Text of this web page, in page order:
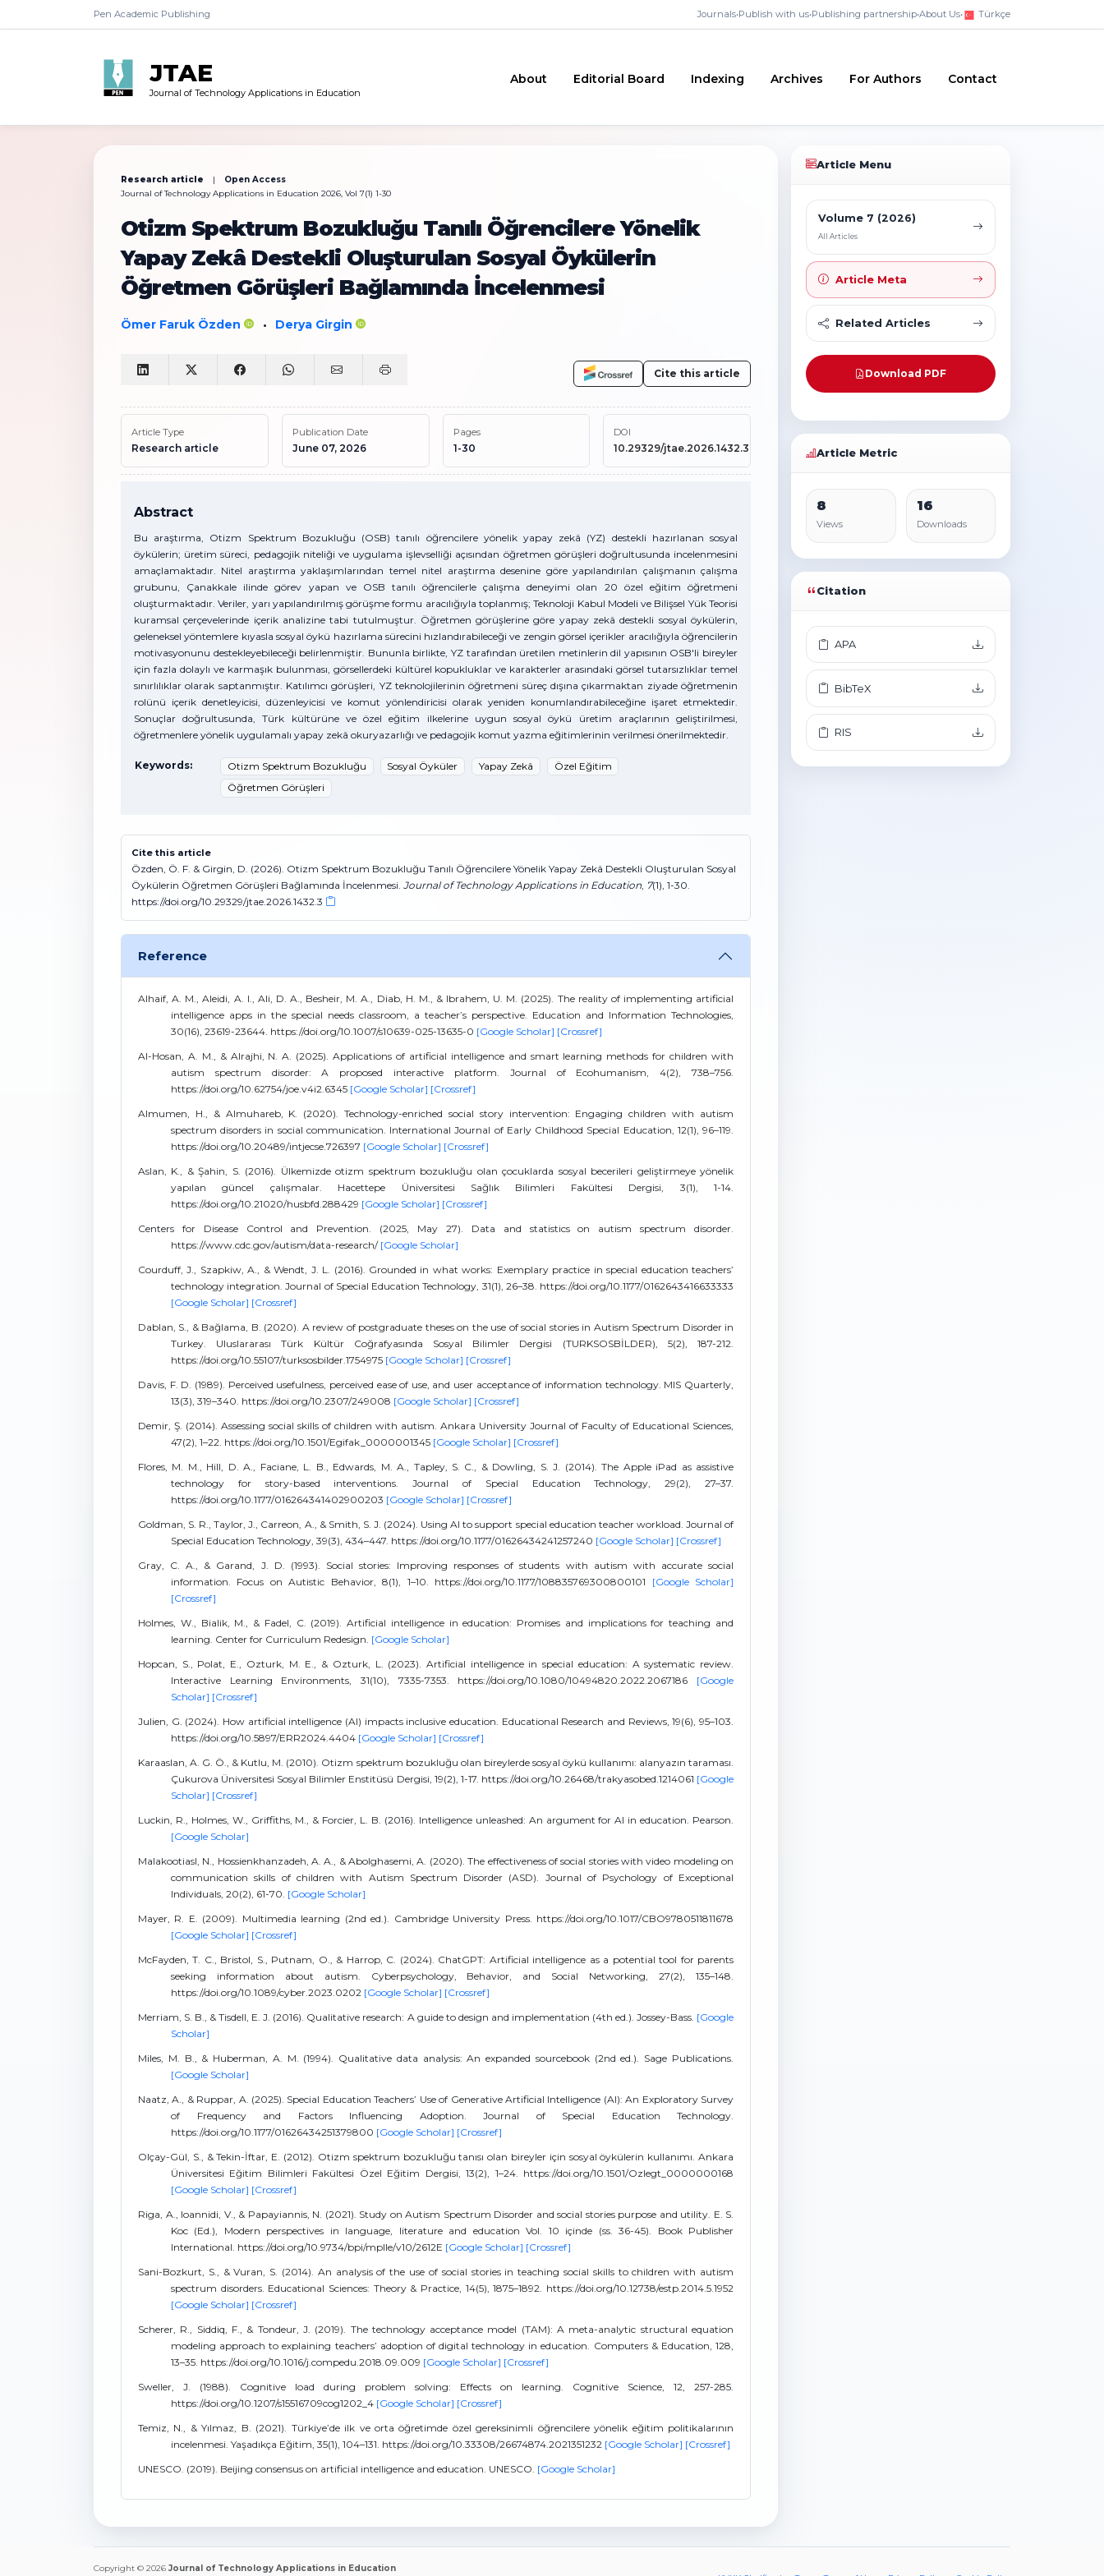
Pen Academic Publishing Journals•Publish with us•Publishing partnership•About Us• Türkçe
JTAE
Journal of Technology Applications in Education
About Editorial Board Indexing Archives For Authors Contact
Research article |
Open Access
Journal of Technology Applications in Education 2026, Vol 7(1) 1-30
Otizm Spektrum Bozukluğu Tanılı Öğrencilere Yönelik
Yapay Zekâ Destekli Oluşturulan Sosyal Öykülerin
Öğretmen Görüşleri Bağlamında İncelenmesi
Ömer Faruk Özden • Derya Girgin
Cite this article
Article Type
Research article
Publication Date
June 07, 2026
Pages
1-30
DOI
10.29329/jtae.2026.1432.3
Abstract
Bu araştırma, Otizm Spektrum Bozukluğu (OSB) tanılı öğrencilere yönelik yapay zekâ (YZ) destekli hazırlanan sosyal
öykülerin; üretim süreci, pedagojik niteliği ve uygulama işlevselliği açısından öğretmen görüşleri doğrultusunda incelenmesini
amaçlamaktadır. Nitel araştırma yaklaşımlarından temel nitel araştırma desenine göre yapılandırılan çalışmanın çalışma
grubunu, Çanakkale ilinde görev yapan ve OSB tanılı öğrencilerle çalışma deneyimi olan 20 özel eğitim öğretmeni
oluşturmaktadır. Veriler, yarı yapılandırılmış görüşme formu aracılığıyla toplanmış; Teknoloji Kabul Modeli ve Bilişsel Yük Teorisi
kuramsal çerçevelerinde içerik analizine tabi tutulmuştur. Öğretmen görüşlerine göre yapay zekâ destekli sosyal öykülerin,
geleneksel yöntemlere kıyasla sosyal öykü hazırlama sürecini hızlandırabileceği ve zengin görsel içerikler aracılığıyla öğrencilerin
motivasyonunu destekleyebileceği belirlenmiştir. Bununla birlikte, YZ tarafından üretilen metinlerin dil yapısının OSB'li bireyler
için fazla dolaylı ve karmaşık bulunması, görsellerdeki kültürel kopukluklar ve karakterler arasındaki görsel tutarsızlıklar temel
sınırlılıklar olarak saptanmıştır. Katılımcı görüşleri, YZ teknolojilerinin öğretmeni süreç dışına çıkarmaktan ziyade öğretmenin
rolünü içerik denetleyicisi, düzenleyicisi ve komut yönlendiricisi olarak yeniden konumlandırabileceğine işaret etmektedir.
Sonuçlar doğrultusunda, Türk kültürüne ve özel eğitim ilkelerine uygun sosyal öykü üretim araçlarının geliştirilmesi,
öğretmenlere yönelik uygulamalı yapay zekâ okuryazarlığı ve pedagojik komut yazma eğitimlerinin verilmesi önerilmektedir.
Keywords: Otizm Spektrum Bozukluğu Sosyal Öyküler Yapay Zekâ
Özel Eğitim
Öğretmen Görüşleri
Cite this article
Özden, Ö. F. & Girgin, D. (2026). Otizm Spektrum Bozukluğu Tanılı Öğrencilere Yönelik Yapay Zekâ Destekli Oluşturulan Sosyal
Öykülerin Öğretmen Görüşleri Bağlamında İncelenmesi. Journal of Technology Applications in Education 7(1), 1-30.
https://doi.org/10.29329/jtae.2026.1432.3
Reference
Alhaif, A. M., Aleidi, A. I., Ali, D. A., Besheir, M. A., Diab, H. M., & Ibrahem, U. M. (2025). The reality of implementing artificial
intelligence apps in the special needs classroom, a teacher’s perspective. Education and Information Technologies,
30(16), 23619-23644. https://doi.org/10.1007/s10639-025-13635-0 [Google Scholar] [Crossref]
Al-Hosan, A. M., & Alrajhi, N. A. (2025). Applications of artificial intelligence and smart learning methods for children with
autism spectrum disorder: A proposed interactive platform. Journal of Ecohumanism, 4(2), 738–756.
https://doi.org/10.62754/joe.v4i2.6345 [Google Scholar] [Crossref]
Almumen, H., & Almuhareb, K. (2020). Technology-enriched social story intervention: Engaging children with autism
spectrum disorders in social communication. International Journal of Early Childhood Special Education, 12(1), 96–119.
https://doi.org/10.20489/intjecse.726397 [Google Scholar] [Crossref]
Aslan, K., & Şahin, S. (2016). Ülkemizde otizm spektrum bozukluğu olan çocuklarda sosyal becerileri geliştirmeye yönelik
yapılan güncel çalışmalar. Hacettepe Üniversitesi Sağlık Bilimleri Fakültesi Dergisi, 3(1), 1-14.
https://doi.org/10.21020/husbfd.288429 [Google Scholar] [Crossref]
Centers for Disease Control and Prevention. (2025, May 27). Data and statistics on autism spectrum disorder.
https://www.cdc.gov/autism/data-research/ [Google Scholar]
Courduff, J., Szapkiw, A., & Wendt, J. L. (2016). Grounded in what works: Exemplary practice in special education teachers’
technology integration. Journal of Special Education Technology, 31(1), 26–38. https://doi.org/10.1177/0162643416633333
[Google Scholar] [Crossref]
Dablan, S., & Bağlama, B. (2020). A review of postgraduate theses on the use of social stories in Autism Spectrum Disorder in
Turkey. Uluslararası Türk Kültür Coğrafyasında Sosyal Bilimler Dergisi (TURKSOSBİLDER), 5(2), 187-212.
https://doi.org/10.55107/turksosbilder.1754975 [Google Scholar] [Crossref]
Davis, F. D. (1989). Perceived usefulness, perceived ease of use, and user acceptance of information technology. MIS Quarterly,
13(3), 319–340. https://doi.org/10.2307/249008 [Google Scholar] [Crossref]
Demir, Ş. (2014). Assessing social skills of children with autism. Ankara University Journal of Faculty of Educational Sciences,
47(2), 1–22. https://doi.org/10.1501/Egifak_0000001345 [Google Scholar] [Crossref]
Flores, M. M., Hill, D. A., Faciane, L. B., Edwards, M. A., Tapley, S. C., & Dowling, S. J. (2014). The Apple iPad as assistive
technology for story-based interventions. Journal of Special Education Technology, 29(2), 27–37.
https://doi.org/10.1177/016264341402900203 [Google Scholar] [Crossref]
Goldman, S. R., Taylor, J., Carreon, A., & Smith, S. J. (2024). Using AI to support special education teacher workload. Journal of
Special Education Technology, 39(3), 434–447. https://doi.org/10.1177/01626434241257240 [Google Scholar] [Crossref]
Gray, C. A., & Garand, J. D. (1993). Social stories: Improving responses of students with autism with accurate social
information. Focus on Autistic Behavior, 8(1), 1–10. https://doi.org/10.1177/108835769300800101 [Google Scholar]
[Crossref]
Holmes, W., Bialik, M., & Fadel, C. (2019). Artificial intelligence in education: Promises and implications for teaching and
learning. Center for Curriculum Redesign. [Google Scholar]
Hopcan, S., Polat, E., Ozturk, M. E., & Ozturk, L. (2023). Artificial intelligence in special education: A systematic review.
Interactive Learning Environments, 31(10), 7335-7353. https://doi.org/10.1080/10494820.2022.2067186 [Google
Scholar] [Crossref]
Julien, G. (2024). How artificial intelligence (AI) impacts inclusive education. Educational Research and Reviews, 19(6), 95–103.
https://doi.org/10.5897/ERR2024.4404 [Google Scholar] [Crossref]
Karaaslan, A. G. Ö., & Kutlu, M. (2010). Otizm spektrum bozukluğu olan bireylerde sosyal öykü kullanımı: alanyazın taraması.
Çukurova Üniversitesi Sosyal Bilimler Enstitüsü Dergisi, 19(2), 1-17. https://doi.org/10.26468/trakyasobed.1214061 [Google
Scholar] [Crossref]
Luckin, R., Holmes, W., Griffiths, M., & Forcier, L. B. (2016). Intelligence unleashed: An argument for AI in education. Pearson.
[Google Scholar]
Malakootiasl, N., Hossienkhanzadeh, A. A., & Abolghasemi, A. (2020). The effectiveness of social stories with video modeling on
communication skills of children with Autism Spectrum Disorder (ASD). Journal of Psychology of Exceptional
Individuals, 20(2), 61-70. [Google Scholar]
Mayer, R. E. (2009). Multimedia learning (2nd ed.). Cambridge University Press. https://doi.org/10.1017/CBO9780511811678
[Google Scholar] [Crossref]
McFayden, T. C., Bristol, S., Putnam, O., & Harrop, C. (2024). ChatGPT: Artificial intelligence as a potential tool for parents
seeking information about autism. Cyberpsychology, Behavior, and Social Networking, 27(2), 135–148.
https://doi.org/10.1089/cyber.2023.0202 [Google Scholar] [Crossref]
Merriam, S. B., & Tisdell, E. J. (2016). Qualitative research: A guide to design and implementation (4th ed.). Jossey-Bass. [Google
Scholar]
Miles, M. B., & Huberman, A. M. (1994). Qualitative data analysis: An expanded sourcebook (2nd ed.). Sage Publications.
[Google Scholar]
Naatz, A., & Ruppar, A. (2025). Special Education Teachers’ Use of Generative Artificial Intelligence (AI): An Exploratory Survey
of Frequency and Factors Influencing Adoption. Journal of Special Education Technology.
https://doi.org/10.1177/01626434251379800 [Google Scholar] [Crossref]
Olçay-Gül, S., & Tekin-İftar, E. (2012). Otizm spektrum bozukluğu tanısı olan bireyler için sosyal öykülerin kullanımı. Ankara
Üniversitesi Eğitim Bilimleri Fakültesi Özel Eğitim Dergisi, 13(2), 1–24. https://doi.org/10.1501/Ozlegt_0000000168
[Google Scholar] [Crossref]
Riga, A., Ioannidi, V., & Papayiannis, N. (2021). Study on Autism Spectrum Disorder and social stories purpose and utility. E. S.
Koc (Ed.), Modern perspectives in language, literature and education Vol. 10 içinde (ss. 36-45). Book Publisher
International. https://doi.org/10.9734/bpi/mplle/v10/2612E [Google Scholar] [Crossref]
Sani-Bozkurt, S., & Vuran, S. (2014). An analysis of the use of social stories in teaching social skills to children with autism
spectrum disorders. Educational Sciences: Theory & Practice, 14(5), 1875–1892. https://doi.org/10.12738/estp.2014.5.1952
[Google Scholar] [Crossref]
Scherer, R., Siddiq, F., & Tondeur, J. (2019). The technology acceptance model (TAM): A meta-analytic structural equation
modeling approach to explaining teachers’ adoption of digital technology in education. Computers & Education, 128,
13–35. https://doi.org/10.1016/j.compedu.2018.09.009 [Google Scholar] [Crossref]
Sweller, J. (1988). Cognitive load during problem solving: Effects on learning. Cognitive Science, 12, 257-285.
https://doi.org/10.1207/s15516709cog1202_4 [Google Scholar] [Crossref]
Temiz, N., & Yılmaz, B. (2021). Türkiye’de ilk ve orta öğretimde özel gereksinimli öğrencilere yönelik eğitim politikalarının
incelenmesi. Yaşadıkça Eğitim, 35(1), 104–131. https://doi.org/10.33308/26674874.2021351232 [Google Scholar] [Crossref]
UNESCO. (2019). Beijing consensus on artificial intelligence and education. UNESCO. [Google Scholar]
Article Menu
Volume 7 (2026)
All Articles
Article Meta
Related Articles
Download PDF
Article Metric
8
Views
16
Downloads
Citation
APA
BibTeX
RIS
Copyright © 2026 Journal of Technology Applications in Education